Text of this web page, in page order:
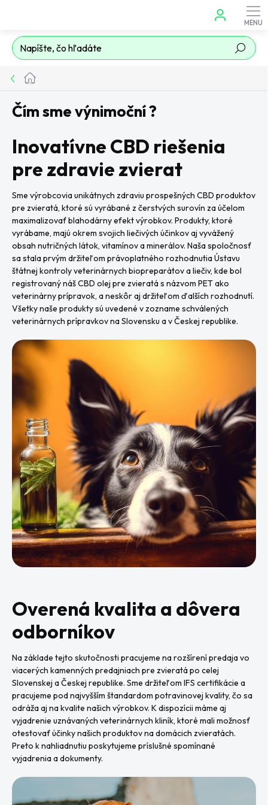
Hľadať
Domov
Čím sme výnimoční ?
Inovatívne CBD riešenia
pre zdravie zvierat
Sme výrobcovia unikátnych zdraviu prospešných CBD produktov
pre zvieratá, ktoré sú vyrábané z čerstvých surovín za účelom
maximalizovať blahodárny efekt výrobkov. Produkty, ktoré
vyrábame, majú okrem svojich liečivých účinkov aj vyvážený
obsah nutričných látok, vitamínov a minerálov. Naša spoločnosť
sa stala prvým držiteľom právoplatného rozhodnutia Ústavu
štátnej kontroly veterinárnych biopreparátov a liečiv, kde bol
registrovaný náš CBD olej pre zvieratá s názvom PET ako
veterinárny prípravok, a neskôr aj držiteľom ďalších rozhodnutí.
Všetky naše produkty sú uvedené v zozname schválených
veterinárnych prípravkov na Slovensku a v Českej republike.
Overená kvalita a dôvera
odborníkov
Na základe tejto skutočnosti pracujeme na rozšírení predaja vo
viacerých kamenných predajniach pre zvieratá po celej
Slovenskej a Českej republike. Sme držiteľom IFS certifikácie a
pracujeme pod najvyšším štandardom potravinovej kvality, čo sa
odráža aj na kvalite našich výrobkov. K dispozícii máme aj
vyjadrenie uznávaných veterinárnych kliník, ktoré mali možnosť
otestovať účinky našich produktov na domácich zvieratách.
Preto k nahliadnutiu poskytujeme príslušné spomínané
vyjadrenia a dokumenty.